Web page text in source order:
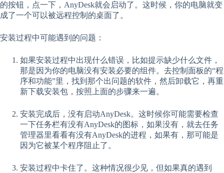
的按钮，点一下，AnyDesk就会启动了。这时候，你的电脑就变
成了一个可以被远程控制的桌面了。
安装过程中可能遇到的问题：
如果安装过程中出现什么错误，比如提示缺少什么文件，
那是因为你的电脑没有安装必要的组件。去控制面板的“程
序和功能”里，找到那个出问题的软件，然后卸载它，再重
新下载安装包，按照上面的步骤来一遍。
安装完成后，没有启动AnyDesk。这时候你可能需要检查
一下任务栏有没有AnyDesk的图标，如果没有，就去任务
管理器里看看有没有AnyDesk的进程，如果有，那可能是
因为它被某个程序阻止了。
安装过程中卡住了。这种情况很少见，但如果真的遇到